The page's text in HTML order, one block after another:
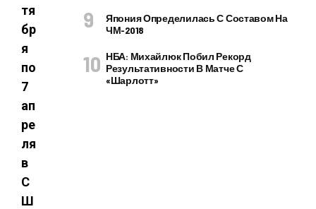
тя
бр
я
по
7
ап
ре
ля
в
С
Ш
Япония Определилась С Составом На
ЧМ-2018
НБА: Михайлюк Побил Рекорд
Результативности В Матче С
«Шарлотт»